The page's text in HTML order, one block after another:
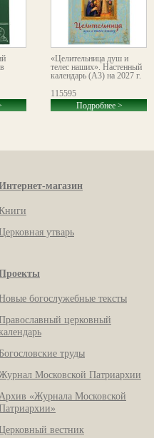
«Целительница душ и
телес наших». Настенный
календарь (А3) на 2027 г.
115595
Подробнее >
магазин
утварь
богослужебные тексты
церковный
Богословские труды
Московской Патриархии
Архив «Журнала Московской
вестник